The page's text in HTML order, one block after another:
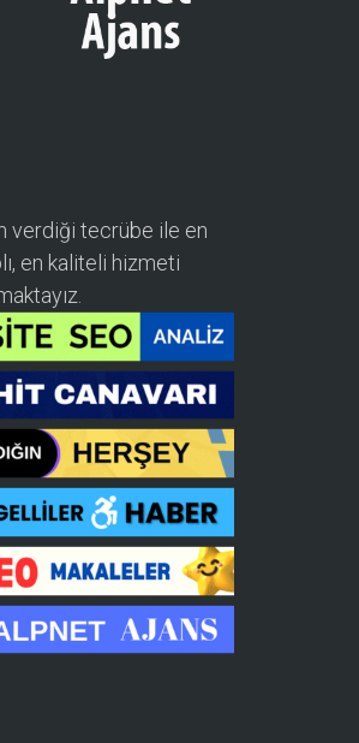
verdiği tecrübe ile en
en kaliteli hizmeti